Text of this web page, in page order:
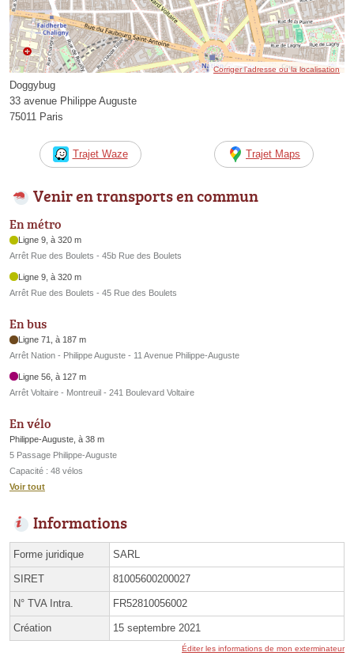
Corriger l’adresse ou la localisation
Doggybug
33 avenue Philippe Auguste
75011 Paris
Trajet Waze Trajet Maps
Venir en transports en commun
En métro
Ligne 9, à 320 m
Arrêt Rue des Boulets - 45b Rue des Boulets
Ligne 9, à 320 m
Arrêt Rue des Boulets - 45 Rue des Boulets
En bus
Ligne 71, à 187 m
Arrêt Nation - Philippe Auguste - 11 Avenue Philippe-Auguste
Ligne 56, à 127 m
Arrêt Voltaire - Montreuil - 241 Boulevard Voltaire
En vélo
Philippe-Auguste, à 38 m
5 Passage Philippe-Auguste
Capacité : 48 vélos
Voir tout
Informations
Forme juridique SARL
SIRET 81005600200027
N° TVA Intra. FR52810056002
Création 15 septembre 2021
Éditer les informations de mon exterminateur